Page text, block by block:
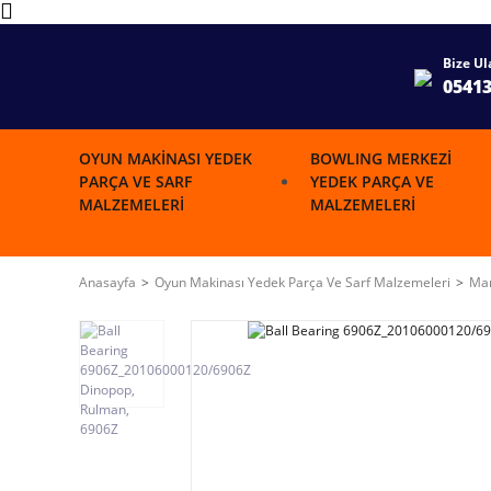
Bize
OYUN MAKINASI YEDEK
PARÇA VE SARF
MALZEMELERI
BOWLING MERKEZI
YEDEK PARÇA VE
MALZEMELERI
Anasayfa Oyun Makinası Yedek Parça Ve Sarf Malzemeleri